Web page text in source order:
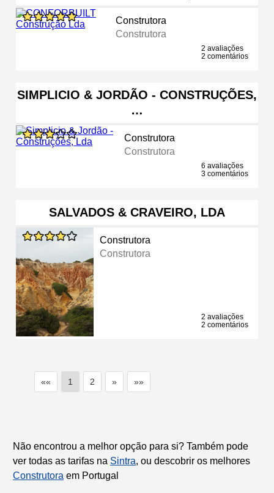
Construtora
Construtora
2 avaliações
2 comentários
SIMPLICIO & JORDÃO - CONSTRUÇÕES,
…
Construtora
Construtora
6 avaliações
3 comentários
SALVADOS & CRAVEIRO, LDA
Construtora
Construtora
2 avaliações
2 comentários
«« 1 2 » »»
Não encontrou a melhor opção para si? Também pode
ver todas as tarifas na Sintra, ou descobrir os melhores
Construtora em Portugal